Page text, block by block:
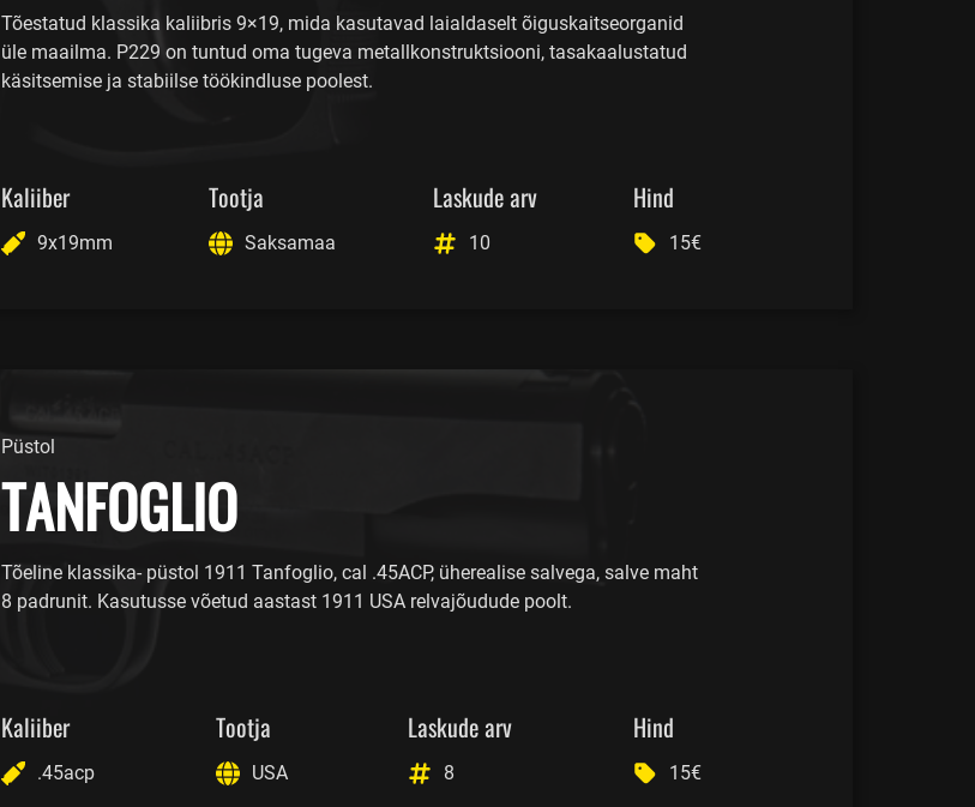
Tõestatud klassika kaliibris 9×19, mida kasutavad laialdaselt õiguskaitseorganid
üle maailma. P229 on tuntud oma tugeva metallkonstruktsiooni, tasakaalustatud
käsitsemise ja stabiilse töökindluse poolest.
Kaliiber
9x19mm
Tootja
Saksamaa
Laskude arv
10
Hind
15€
Püstol
TANFOGLIO
Tõeline klassika- püstol 1911 Tanfoglio, cal .45ACP, üherealise salvega, salve maht
8 padrunit. Kasutusse võetud aastast 1911 USA relvajõudude poolt.
Kaliiber
.45acp
Tootja
USA
Laskude arv
8
Hind
15€